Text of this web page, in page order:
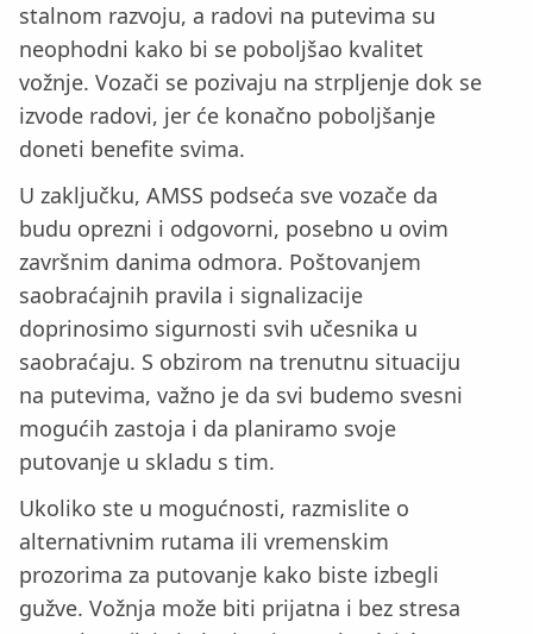
stalnom razvoju, a radovi na putevima su
neophodni kako bi se poboljšao kvalitet
vožnje. Vozači se pozivaju na strpljenje dok se
izvode radovi, jer će konačno poboljšanje
doneti benefite svima.
U zaključku, AMSS podseća sve vozače da
budu oprezni i odgovorni, posebno u ovim
završnim danima odmora. Poštovanjem
saobraćajnih pravila i signalizacije
doprinosimo sigurnosti svih učesnika u
saobraćaju. S obzirom na trenutnu situaciju
na putevima, važno je da svi budemo svesni
mogućih zastoja i da planiramo svoje
putovanje u skladu s tim.
Ukoliko ste u mogućnosti, razmislite o
alternativnim rutama ili vremenskim
prozorima za putovanje kako biste izbegli
gužve. Vožnja može biti prijatna i bez stresa